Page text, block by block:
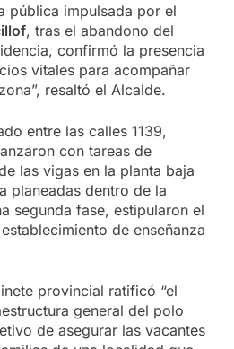
pública impulsada por el
, tras el abandono del
confirmó la presencia
vitales para acompañar
resaltó el Alcalde.
entre las calles 1139,
con tareas de
las vigas en la planta baja
planeadas dentro de la
segunda fase, estipularon el
de enseñanza
provincial ratificó “el
general del polo
de asegurar las vacantes